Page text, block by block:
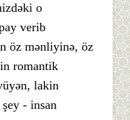
o
verib
öz mənliyinə, öz
romantik
lakin
- insan